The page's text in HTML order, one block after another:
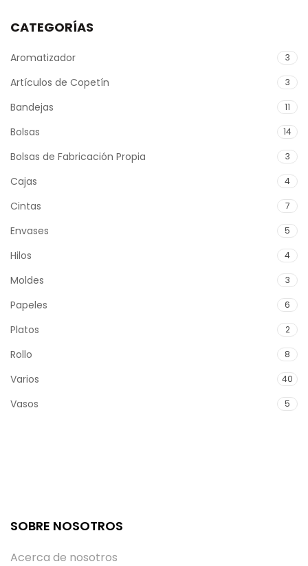
CATEGORÍAS
Aromatizador 3
Artículos de Copetín 3
Bandejas 11
Bolsas 14
Bolsas de Fabricación Propia 3
Cajas 4
Cintas 7
Envases 5
Hilos 4
Moldes 3
Papeles 6
Platos 2
Rollo 8
Varios 40
Vasos 5
SOBRE NOSOTROS
Acerca de nosotros